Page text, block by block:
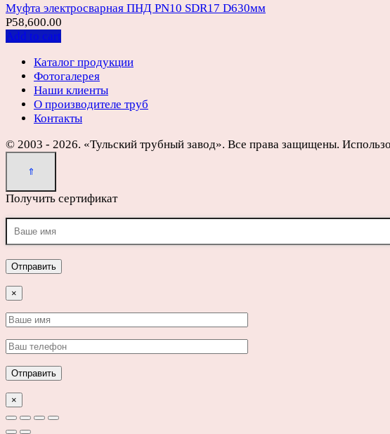
Муфта электросварная ПНД PN10 SDR17 D630мм
Р58,600.00
Add to cart
Каталог продукции
Фотогалерея
Наши клиенты
О производителе труб
Контакты
© 2003 - 2026. «Тульский трубный завод». Все права защищены.
Получить сертификат
×
×